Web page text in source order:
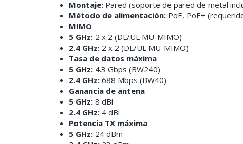
Montaje: Pared (soporte de pared de metal
Método de alimentación: PoE, PoE+
MIMO
5 GHz: 2 x 2 (DL/UL MU-MIMO)
2.4 GHz: 2 x 2 (DL/UL MU-MIMO)
Tasa de datos máxima
5 GHz: 4.3 Gbps (BW240)
2.4 GHz: 688 Mbps (BW40)
Ganancia de antena
5 GHz: 8 dBi
2.4 GHz: 4 dBi
Potencia TX máxima
5 GHz: 24 dBm